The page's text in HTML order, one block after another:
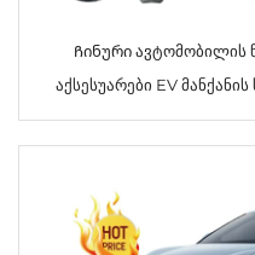
Ჩინური ავტომობილის
აქსესუარები EV
დისკი რეშეტკა უკანა